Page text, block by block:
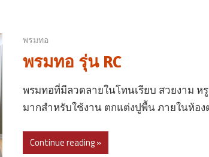
พรมทอ
พรมทอ รุ่น RC
พรมทอที่มีลวดลายในโทนเรียบ สวยงาม ห
มากสำหรับใช้งาน ตกแต่งปูพื้น ภายในห้อง
Continue reading »